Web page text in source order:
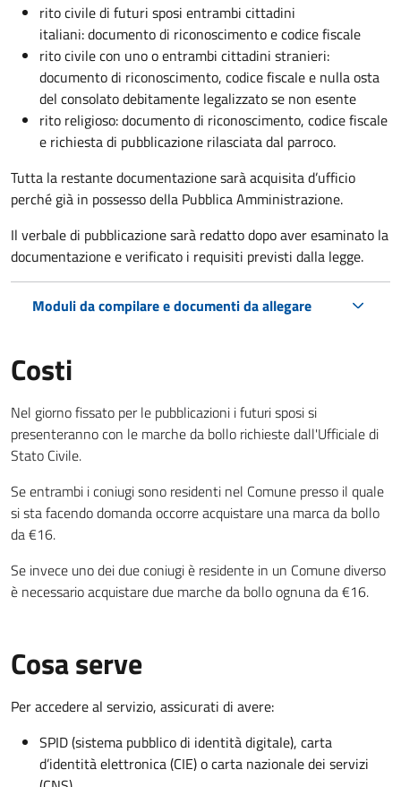
rito civile di futuri sposi entrambi cittadini
italiani: documento di riconoscimento e codice fiscale
rito civile con uno o entrambi cittadini stranieri:
documento di riconoscimento, codice fiscale e nulla osta
del consolato debitamente legalizzato se non esente
rito religioso: documento di riconoscimento, codice fiscale
e richiesta di pubblicazione rilasciata dal parroco.
Tutta la restante documentazione sarà acquisita d’ufficio
perché già in possesso della Pubblica Amministrazione.
Il verbale di pubblicazione sarà redatto dopo aver esaminato la
documentazione e verificato i requisiti previsti dalla legge.
Moduli da compilare e documenti da allegare
Costi
Nel giorno fissato per le pubblicazioni i futuri sposi si
presenteranno con le marche da bollo richieste dall'Ufficiale di
Stato Civile.
Se entrambi i coniugi sono residenti nel Comune presso il quale
si sta facendo domanda occorre acquistare una marca da bollo
da €16.
Se invece uno dei due coniugi è residente in un Comune diverso
è necessario acquistare due marche da bollo ognuna da €16.
Cosa serve
Per accedere al servizio, assicurati di avere:
SPID (sistema pubblico di identità digitale), carta
d’identità elettronica (CIE) o carta nazionale dei servizi